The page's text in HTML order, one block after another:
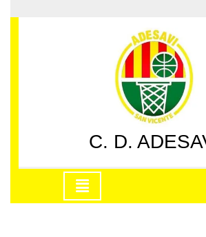
al
C. D.
apertura